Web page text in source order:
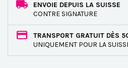
ENVOIE DEPUIS LA SUISSE
CONTRE SIGNATURE
TRANSPORT GRATUIT DÈS
UNIQUEMENT POUR LA